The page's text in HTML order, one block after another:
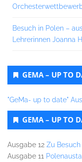
Besuch in Polen –
Lehrerinnen Joanna
GEMA – UP TO
"GeMa- up to date"
GEMA – UP TO
Ausgabe 12 Zu
Ausgabe 11